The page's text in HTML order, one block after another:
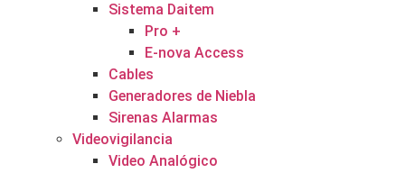
Sistema Daitem
Pro +
E-nova Access
Cables
Generadores de Niebla
Sirenas Alarmas
Videovigilancia
Video Analógico